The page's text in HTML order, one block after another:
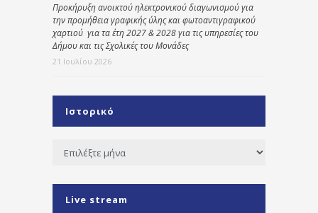
Προκήρυξη ανοικτού ηλεκτρονικού διαγωνισμού για
την προμήθεια γραφικής ύλης και φωτοαντιγραφικού
χαρτιού για τα έτη 2027 & 2028 για τις υπηρεσίες του
Δήμου και τις Σχολικές του Μονάδες
21 Ιουλίου 2026
Ιστορικό
Ιστορικό
Live stream